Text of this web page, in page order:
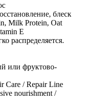
блеск
Milk Protein, Oat
E
распределяется.
или фруктово-
Care / Repair Line
nourishment /